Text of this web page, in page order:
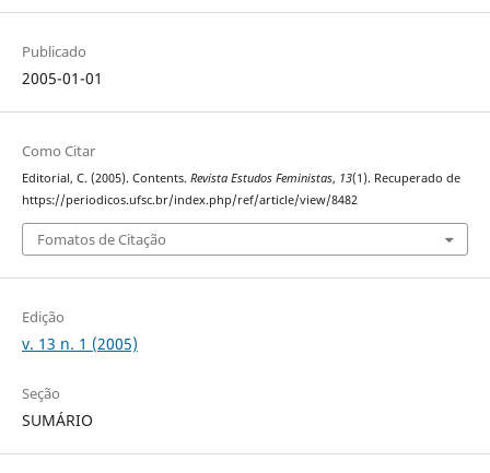
Publicado
2005-01-01
Como Citar
Editorial, C. (2005). Contents. Revista Estudos Feministas, 13(1). Recuperado de
https://periodicos.ufsc.br/index.php/ref/article/view/8482
Fomatos de Citação
Edição
v. 13 n. 1 (2005)
Seção
SUMÁRIO